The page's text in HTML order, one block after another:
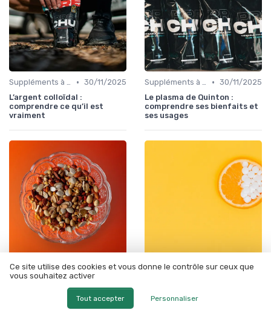
Suppléments à base de plantes • 30/11/2025
L’argent colloïdal :
comprendre ce qu’il est
vraiment
Suppléments à base de plantes • 30/11/2025
Le plasma de Quinton :
comprendre ses bienfaits et
ses usages
Suppléments à base de plantes • 29/11/2025
comprendre ses bienfaits et
ses usages en complément
Suppléments à base de plantes • 29/11/2025
bien-être ?
Ce site utilise des cookies et vous donne le contrôle sur ceux que
vous souhaitez activer
Tout accepter Personnaliser